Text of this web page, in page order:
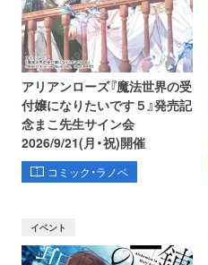
アリアンローズ『魔法世界の受
付嬢になりたいです５』発売記
念まこ先生サイン会
2026/9/21(月・祝)開催
コミック・ラノベ
イベント